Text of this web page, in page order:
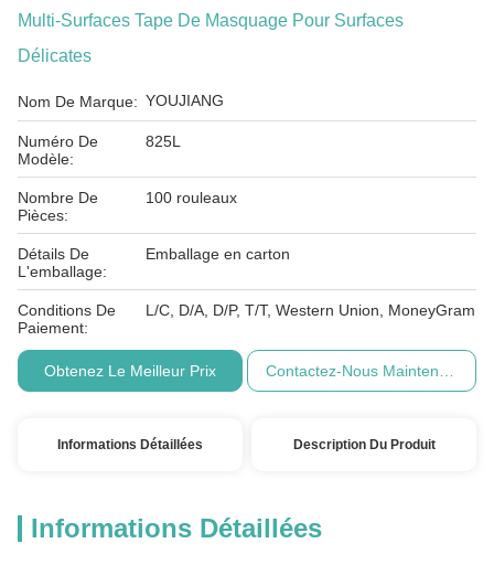
Multi-Surfaces Tape De Masquage Pour Surfaces
Délicates
Nom De Marque: YOUJIANG
Numéro De
Modèle:
825L
Nombre De
Pièces:
100 rouleaux
Détails De
L'emballage:
Emballage en carton
Conditions De
Paiement:
L/C, D/A, D/P, T/T, Western Union, MoneyGram
Obtenez Le Meilleur Prix
Informations Détaillées Description Du Produit
Informations Détaillées